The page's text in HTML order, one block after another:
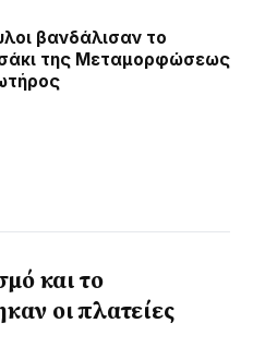
βανδάλισαν το
της Μεταμορφώσεως
και το
οι πλατείες